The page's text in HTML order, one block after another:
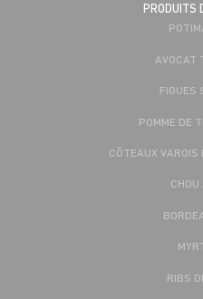
PRODUITS
AVOCAT
FIGUES
POMME DE
CÔTEAUX VAROIS
RIBS